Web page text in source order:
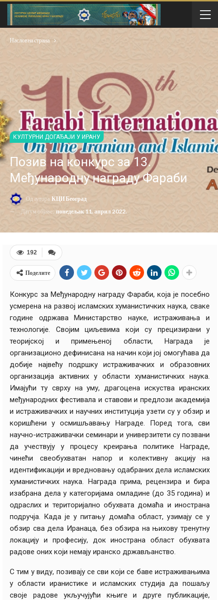
Насловна страна
КУЛТУРНИ ДОГАЂАЈИ У ИРАНУ
Позив на конкурс за 13.
Међународну награду Фараби
Од аутора КЦИ Београд
Датум објаве: понедељак 11. април 2022.
192
Поделите
Конкурс за Међународну награду Фараби, која је посебно
усмерена на развој исламских хуманистичких наука, сваке
године одржава Министарство науке, истраживања и
технологије. Својим циљевима који су прецизирани у
теоријској и примењеној области, Награда је
организационо дефинисана на начин који јој омогућава да
добије највећу подршку истраживачких и образовних
организација активних у области хуманистичких наука.
Имајући ту сврху на уму, драгоцена искуства иранских
међународних фестивала и ставови и предлози академија
и истраживачких и научних институција узети су у обзир и
коришћени у осмишљавању Награде. Поред тога, сви
научно-истраживачки семинари и универзитети су позвани
да учествују у процесу креирања политике Награде,
чинећи свеобухватан напор и колективну акцију на
идентификацији и вредновању одабраних дела исламских
хуманистичких наука. Награда прима, рецензира и бира
изабрана дела у категоријама омладине (до 35 година) и
одраслих и територијално обухвата домаћа и инострана
подручја. Када је у питању домаћа област, узимају се у
обзир сва дела Иранаца, без обзира на њихову тренутну
локацију и професију, док инострана област обухвата
радове оних који немају иранско држављанство.
С тим у виду, позивају се сви који се баве истраживањима
у области иранистике и исламских студија да пошаљу
своје радове укључујући књиге и друге публикације,